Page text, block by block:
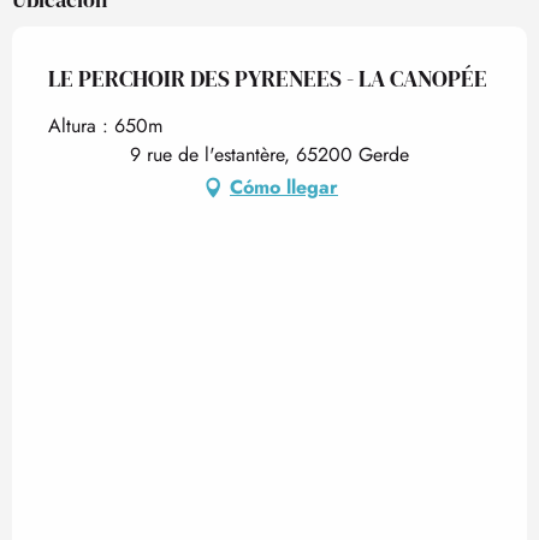
LE PERCHOIR DES PYRENEES - LA CANOPÉE
Altura : 650m
9 rue de l'estantère, 65200 Gerde
Cómo llegar